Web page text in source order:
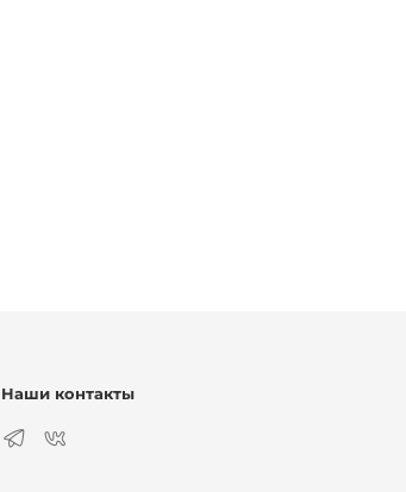
Наши контакты